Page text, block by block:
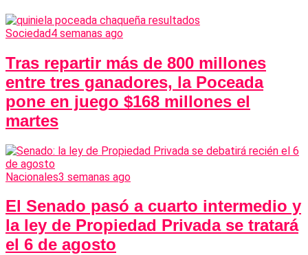
Sociedad4 semanas ago
Tras repartir más de 800 millones
entre tres ganadores, la Poceada
pone en juego $168 millones el
martes
Nacionales3 semanas ago
El Senado pasó a cuarto intermedio y
la ley de Propiedad Privada se tratará
el 6 de agosto